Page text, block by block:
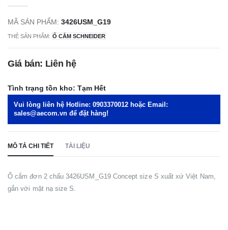
MÃ SẢN PHẨM: 3426USM_G19
THẺ SẢN PHẨM: Ổ CẮM SCHNEIDER
Giá bán: Liên hệ
Tình trạng tồn kho: Tạm Hết
Vui lòng liên hệ Hotline: 0903370012 hoặc Email:
sales@aecom.vn để đặt hàng!
MÔ TẢ CHI TIẾT TÀI LIỆU
Ổ cắm đơn 2 chấu 3426USM_G19 Concept size S xuất xứ Việt Nam,
gắn với mặt nạ size S.